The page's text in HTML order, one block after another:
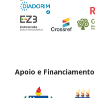
Apoio e Financiamento